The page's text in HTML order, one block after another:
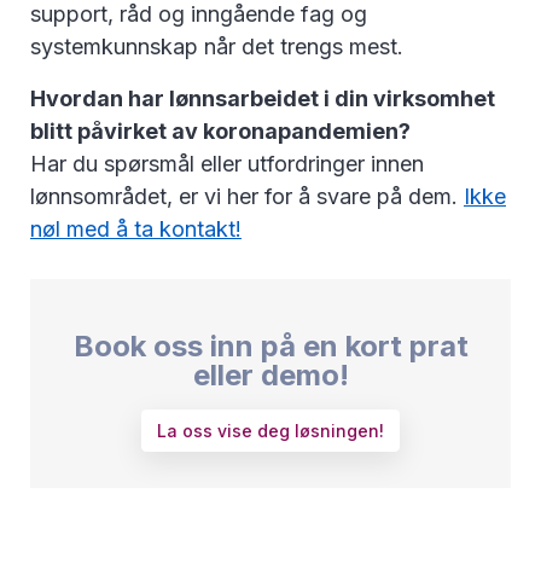
support, råd og inngående fag og
systemkunnskap når det trengs mest.
Hvordan har lønnsarbeidet i din virksomhet
blitt påvirket av koronapandemien?
Har du spørsmål eller utfordringer innen
lønnsområdet, er vi her for å svare på dem. Ikke
nøl med å ta kontakt!
Book oss inn på en kort prat
eller demo!
La oss vise deg løsningen!